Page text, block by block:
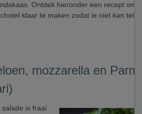
Ontdek hieronder een recept om
klaar te maken zodat ie niet kan
mozzarella en
is fraai